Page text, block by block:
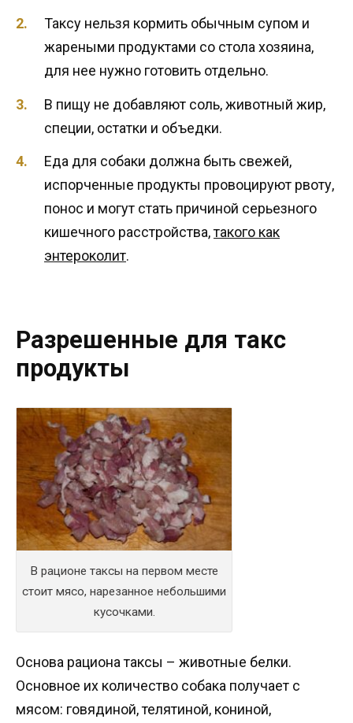
Таксу нельзя кормить обычным супом и
жареными продуктами со стола хозяина,
для нее нужно готовить отдельно.
В пищу не добавляют соль, животный жир,
специи, остатки и объедки.
Еда для собаки должна быть свежей,
испорченные продукты провоцируют рвоту,
понос и могут стать причиной серьезного
кишечного расстройства,такого как
энтероколит.
Разрешенные для такс
продукты
В рационе таксы на первом месте
стоит мясо, нарезанное небольшими
кусочками.
Основа рациона таксы – животные белки.
Основное их количество собака получает с
мясом: говядиной, телятиной, кониной,